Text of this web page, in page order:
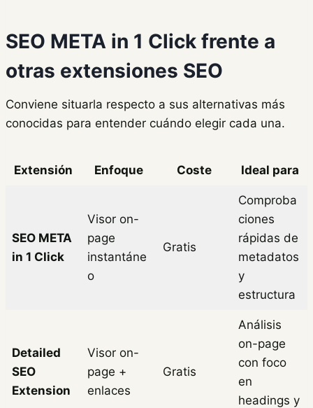
SEO META in 1 Click frente a
otras extensiones SEO
Conviene situarla respecto a sus alternativas más
conocidas para entender cuándo elegir cada una.
Extensión Enfoque Coste Ideal para
SEO META
in 1 Click
Visor on-
page
instantáne
o
Gratis
Comproba
ciones
rápidas de
metadatos
y
estructura
Detailed
SEO
Extension
Visor on-
page +
enlaces
Gratis
Análisis
on-page
con foco
en
headings y